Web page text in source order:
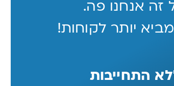
זה אנחנו פה.
יותר לקוחות!
התחייבות